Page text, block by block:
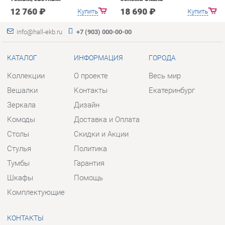
Коллекции
Зеркала
Стулья
Тумбы
Шкафы
Комплектующие
О проекте
Дизайн
Политика
Гарантия
Помощь
Весь мир
КОНТАКТЫ
Шоурум и склад самовывоза
Адрес: г. Екатеринбург, пер.
Базовый, 47
Часы работы: